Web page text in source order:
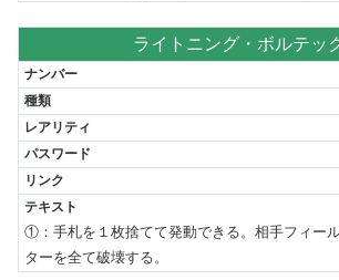
ライトニング・ボルテッ
①：手札を１枚捨てて発動できる。相手フィー
ターを全て破壊する。